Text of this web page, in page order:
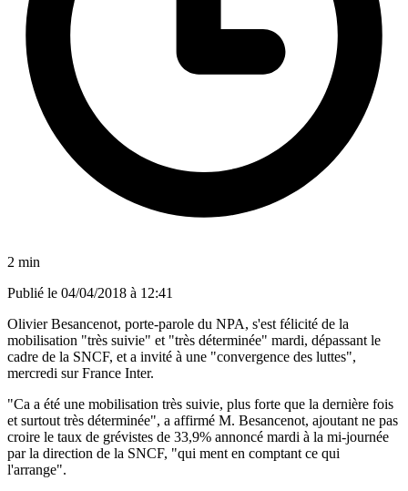
2 min
Publié le 04/04/2018 à 12:41
Olivier Besancenot, porte-parole du NPA, s'est félicité de la
mobilisation "très suivie" et "très déterminée" mardi, dépassant le
cadre de la SNCF, et a invité à une "convergence des luttes",
mercredi sur France Inter.
"Ca a été une mobilisation très suivie, plus forte que la dernière fois
et surtout très déterminée", a affirmé M. Besancenot, ajoutant ne pas
croire le taux de grévistes de 33,9% annoncé mardi à la mi-journée
par la direction de la SNCF, "qui ment en comptant ce qui
l'arrange".